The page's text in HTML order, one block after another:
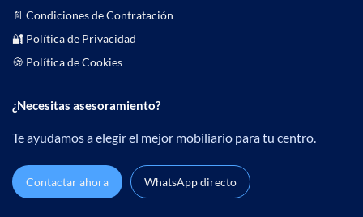
📄 Condiciones de Contratación
🔐 Política de Privacidad
🍪 Política de Cookies
¿Necesitas asesoramiento?
Te ayudamos a elegir el mejor mobiliario para tu centro.
Contactar ahora WhatsApp directo